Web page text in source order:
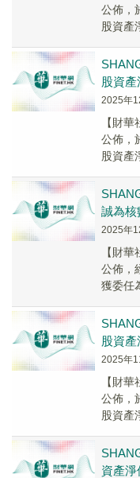
公佈，
股資產
股資產
2025年
【財
公佈，
股資產
誠為核
2025年
【財
公佈，
獲委任
股資產
2025年
【財
公佈，
股資產
資產淨